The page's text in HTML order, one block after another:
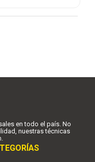
en todo el país. No
nuestras técnicas